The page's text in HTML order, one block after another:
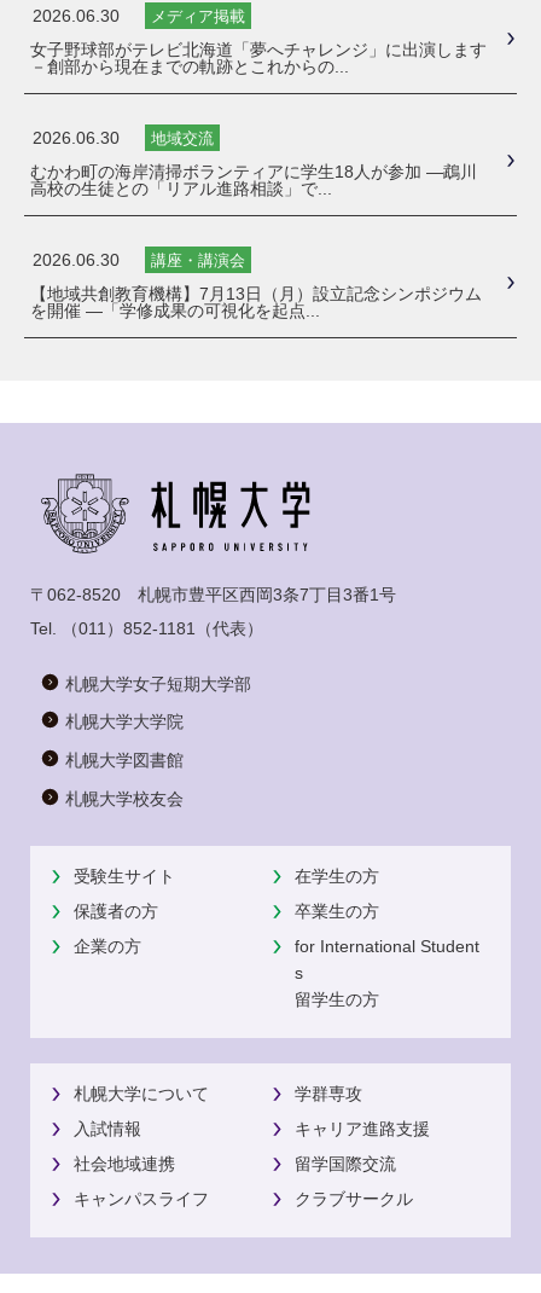
2026.06.30 メディア掲載
女子野球部がテレビ北海道「夢へチャレンジ」に出演します
－創部から現在までの軌跡とこれからの...
2026.06.30 地域交流
むかわ町の海岸清掃ボランティアに学生18人が参加 ―鵡川
高校の生徒との「リアル進路相談」で...
2026.06.30 講座・講演会
【地域共創教育機構】7月13日（月）設立記念シンポジウム
を開催 ―「学修成果の可視化を起点...
〒062-8520 札幌市豊平区西岡3条7丁目3番1号
Tel.
（011）852-1181 （代表）
札幌大学女子短期大学部
札幌大学大学院
札幌大学図書館
札幌大学校友会
受験生サイト
在学生の方
保護者の方
卒業生の方
企業の方
for International Student
s
留学生の方
札幌大学について
学群専攻
入試情報
キャリア進路支援
社会地域連携
留学国際交流
キャンパスライフ
クラブサークル